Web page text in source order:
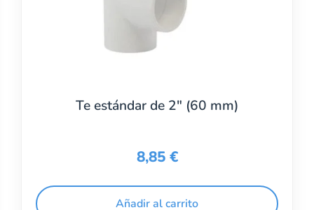
Te estándar de 2″ (60 mm)
8,85 €
Añadir al carrito